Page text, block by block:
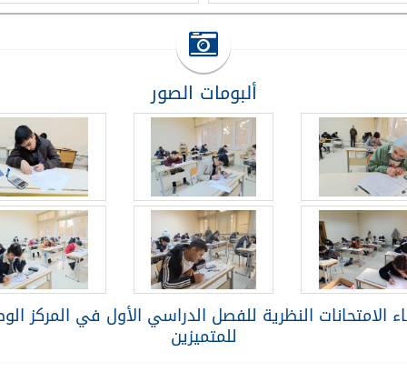
ألبومات الصور
الامتحانات النظرية للفصل الدراسي الأول في المركز
للمتميزين